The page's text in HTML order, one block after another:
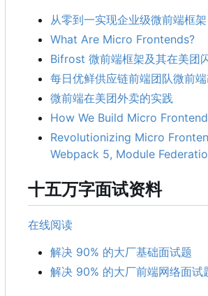
从零到一实现企业级微前端框
What Are Micro Frontends?
Bifrost 微前端框架及其在美团
每日优鲜供应链前端团队微前
微前端在美团外卖的实践
How We Build Micro
Revolutionizing Micro
Webpack 5, Module
十五万字面试资料
在线阅读
解决 90% 的大厂基础面试题
解决 90% 的大厂前端网络面试